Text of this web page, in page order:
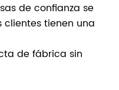
de confianza se
clientes tienen una
de fábrica sin